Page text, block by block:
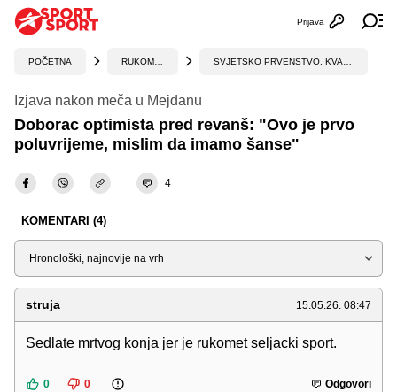
Otvori
Prijava
POČETNA
Izjava nakon meča u Mejdanu
Doborac optimista pred revanš: "Ovo je prvo
poluvrijeme, mislim da imamo šanse"
4
KOMENTARI (4)
Sortiraj
struja 15.05.26. 08:47
Sedlate mrtvog konja jer je rukomet seljacki sport.
0 0 Odgovori